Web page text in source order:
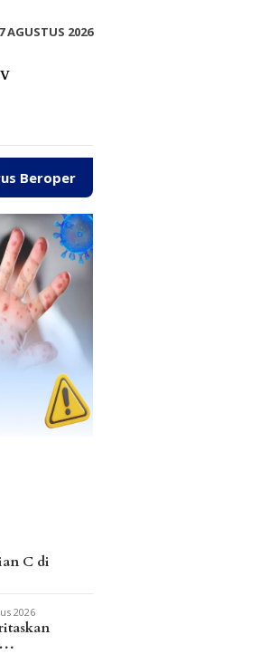
AGUSTUS 2026
Alfres dan Matindas Duduk
Bareng Serap Aspirasi
C di
2026